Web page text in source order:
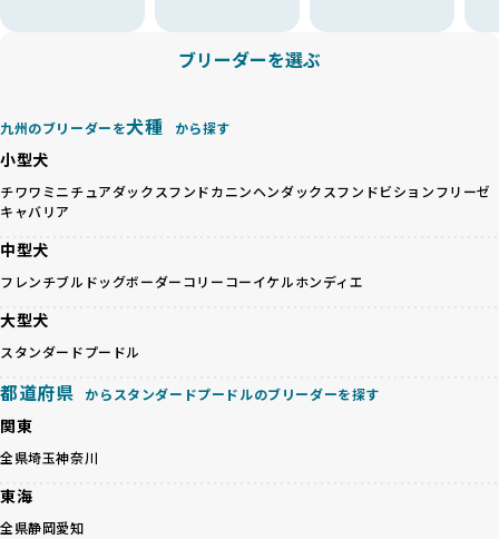
ことを徹底しています。
BreederFamiliesでは、以下の6項目を必須条件とし、これら
基づいた責任あるブリーディングを確保しています。
さらに、健康管理、社会性の育成、遺伝子検査、食事や運動
の質など、ワンちゃんの心身に配慮した飼育環境が整ってい
るかを評価する12項目の総合基準を設けています。これによ
り、より高い基準をクリアしたブリーダーだけを厳選してい
ます。
良ブリーダーのみが登録されています。
BreederFamiliesでは、法令に準拠するだけでなく、ワンち
のみを厳選しています。これにより、ユーザーの皆さんに安
心して選べる選択肢を提供しています。
「BreederFamilesのワンちゃんに優しい18の評価基準」は
こちら
接のヒアリング、現地確認を通じて厳しく評価しています。
このプロセスにより、育成環境や健康管理だけでなく、ブリ
すが、無計画な交配には健康リスクが伴います。異なる犬種
の特徴を持つことで予測しにくい健康問題が発生する可能性
が高く、診断や治療も複雑化する場合があります。また、ミ
待する理想と現実が大きく異なることも少なくありません。
健康と性格を次世代に引き継ぐために、ミックス犬の繁殖を
避けます。無計画な交配がもたらすリスクを理解し、飼い主
への十分な説明とアフターフォローを確保できる範囲での繁
殖を徹底しているのです。
一方、営利優先ブリーダーは流行や需要に応じて安易にミッ
クス犬を繁殖し、健康管理や飼い主への配慮が不十分なこと
が多く見受けられます。場合によっては、チワワ×ハスキー
等体格の異なるリスクの高い交配を行うこともあります。
「ミックス犬を繁殖しない」の詳細はこちら
ペットショップやペットオークションは、流通過程でワンち
ゃんが長時間の輸送を強いられたり、狭いケージに閉じ込め
られるなど、心身に大きな負担がかかります。このような環
境は、ストレスや感染リスクを増大させるだけでなく、ワン
ちゃんの社会性や基本的なしつけにも悪影響を与える可能性
があります。
ブリーダーを選ぶ
九州のブリーダーを犬種 から探す
小型犬
チワワ ミニチュアダックスフンドカニンヘンダックスフンドビションフリーゼ
キャバリア
中型犬
フレンチブルドッグボーダーコリーコーイケルホンディエ
大型犬
スタンダードプードル
都道府県 からスタンダードプードルのブリーダーを探す
関東
全県埼玉神奈川
東海
全県静岡愛知